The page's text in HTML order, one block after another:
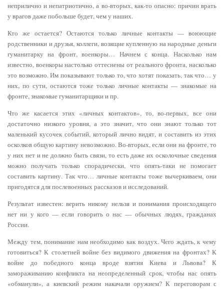
неприлично и непатриотично, а во-вторых, как-то опасно: причин врать
у врагов даже побольше будет, чем у наших.
Кто же остается? Остаются только личные контакты — воюющие
родственники и друзья, коллеги, возящие купленную на народные деньги
гуманитарку на фронт, военкоры… Начнем с конца. Насколько нам
известно, военкоры настолько оттеснены от реального фронта, насколько
это возможно. Им показывают только то, что хотят показать, так что… у
них, по сути, остаются тоже только личные контакты — знакомые на
фронте, знакомые гуманитарщики и пр.
Что же касается этих «личных контактов», то, во-первых, все они
достаточно низкого уровня, а это значит, что они знают только тот
маленький кусочек событий, который лично видят, и составить из этих
осколков общую картину невозможно. Во-вторых, если они на фронте, то
у них нет и не должно быть связи, то есть даже их осколочные сведения
можно получать только спорадически, что опять-таки не помогает
составить картину. Так что… личные контакты тоже вычеркиваем, они
пригодятся для послевоенных рассказов и исследований.
Результат известен: верить никому нельзя и понимания происходящего
нет ни у кого — если говорить о нас — обычных людях, гражданах
России.
Между тем, понимание нам необходимо как воздух. Чего ждать, к чему
готовиться? К столетней войне без видимого движения на фронтах? К
войне до победного конца вроде взятия Киева и Львова? К
замораживанию конфликта на неопределенный срок, чтобы нас опять
«обманули», а киевский режим накачали оружием? К переговорам с